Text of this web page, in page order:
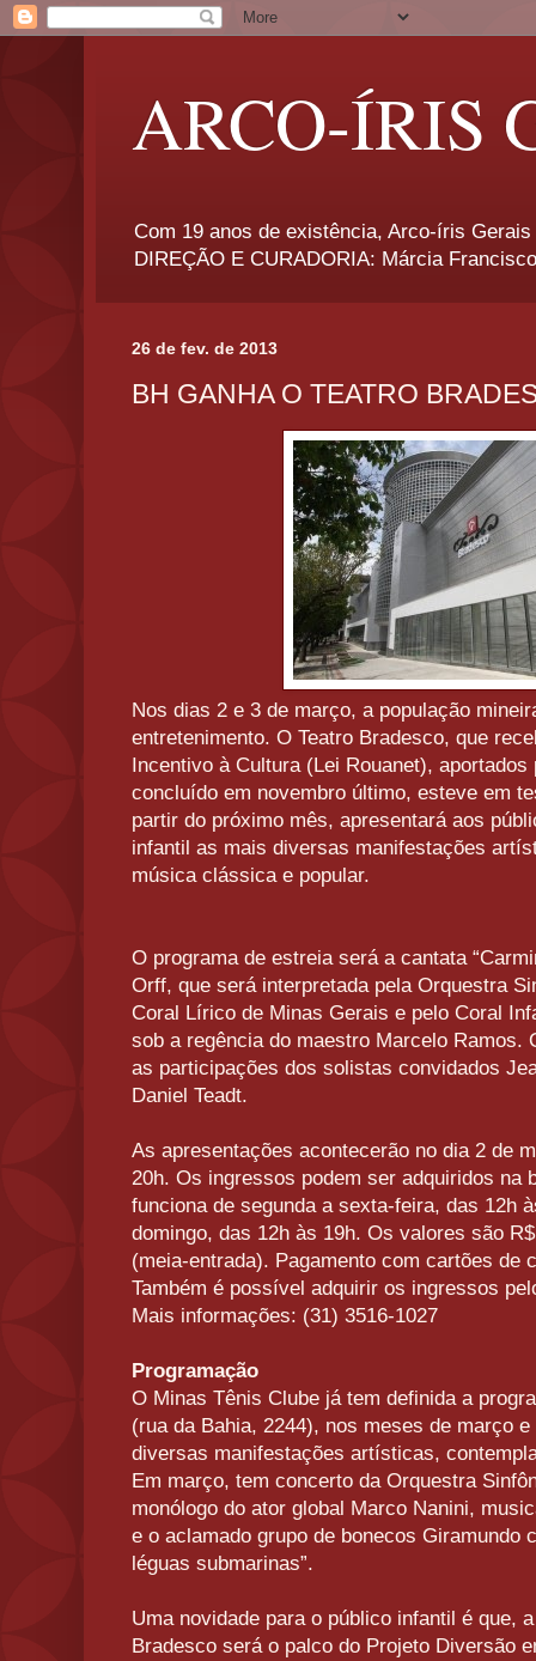
ARCO-ÍRIS
Com 19 anos de existência, Arco-íris
DIREÇÃO E CURADORIA: Márcia
26 de fev. de 2013
BH GANHA O TEATRO
Nos dias 2 e 3 de março, a população
entretenimento. O Teatro Bradesco, que
Incentivo à Cultura (Lei Rouanet),
concluído em novembro último, esteve em
partir do próximo mês, apresentará aos
infantil as mais diversas manifestações
música clássica e popular.
O programa de estreia será a cantata
Orff, que será interpretada pela Orquestra
Coral Lírico de Minas Gerais e pelo Coral
sob a regência do maestro Marcelo Ramos.
as participações dos solistas convidados
Daniel Teadt.
As apresentações acontecerão no dia 2 de
20h. Os ingressos podem ser adquiridos na
funciona de segunda a sexta-feira, das 12h
domingo, das 12h às 19h. Os valores são
(meia-entrada). Pagamento com cartões de
Também é possível adquirir os ingressos
Mais informações: (31) 3516-1027
Programação
O Minas Tênis Clube já tem definida a
(rua da Bahia, 2244), nos meses de março
diversas manifestações artísticas,
Em março, tem concerto da Orquestra
monólogo do ator global Marco Nanini,
e o aclamado grupo de bonecos Giramundo
léguas submarinas”.
Uma novidade para o público infantil é que,
Bradesco será o palco do Projeto Diversão